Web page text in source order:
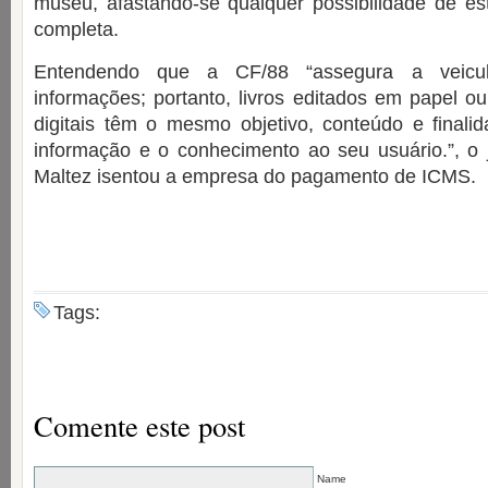
completa.
Entendendo que a CF/88 “assegura a
informações; portanto, livros editados em papel
digitais têm o mesmo objetivo, conteúdo e
informação e o conhecimento ao seu usuário.”,
Maltez isentou a empresa do pagamento de ICMS.
Tags:
Comente este post
Name